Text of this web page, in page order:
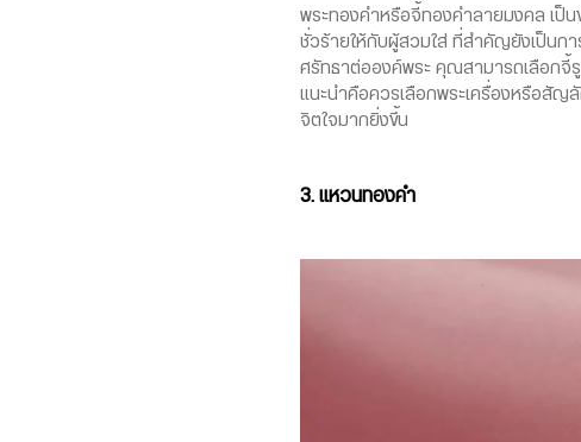
พระทองคำหรือจี้ทองคำลายมงคล เป็
ชั่วร้ายให้กับผู้สวมใส่ ที่สำคัญยังเป็นก
ศรัทธาต่อองค์พระ คุณสามารถเลือกจี้
แนะนำคือควรเลือกพระเครื่องหรือสั
จิตใจมากยิ่งขึ้น
3. แหวนทองคำ